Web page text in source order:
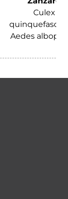
Culex
Aedes